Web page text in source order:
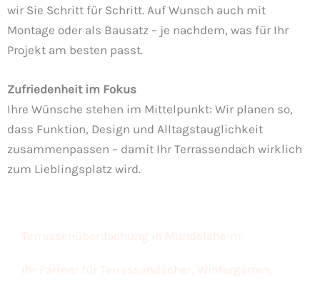
wir Sie Schritt für Schritt. Auf Wunsch auch mit
Montage oder als Bausatz – je nachdem, was für Ihr
Projekt am besten passt.
Zufriedenheit im Fokus
Ihre Wünsche stehen im Mittelpunkt: Wir planen so,
dass Funktion, Design und Alltagstauglichkeit
zusammenpassen – damit Ihr Terrassendach wirklich
zum Lieblingsplatz wird.
Terrassenüberdachung in Mundelsheim
Ihr Partner für Terrassendächer, Wintergärten,